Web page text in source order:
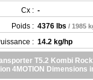
Cx : -
Poids : 4376 lbs / 1985
: 14.2 kg/hp
T5.2 Kombi
4MOTION Dimensions